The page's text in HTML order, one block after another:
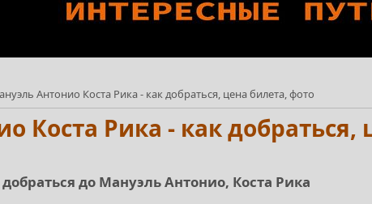
Антонио Коста Рика - как добраться, цена билета, фото
Коста Рика - как добраться,
добраться до Мануэль Антонио, Коста Рика